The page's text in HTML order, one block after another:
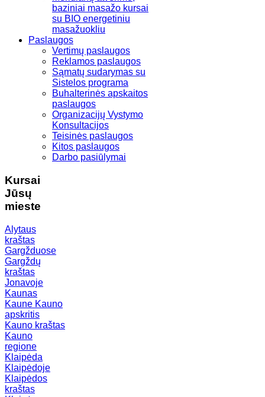
baziniai masažo kursai
su BIO energetiniu
masažuokliu
Paslaugos
Vertimų paslaugos
Reklamos paslaugos
Sąmatų sudarymas su
Sistelos programa
Buhalterinės apskaitos
paslaugos
Organizacijų Vystymo
Konsultacijos
Teisinės paslaugos
Kitos paslaugos
Darbo pasiūlymai
Kursai
Jūsų
mieste
Alytaus
kraštas
Gargžduose
Gargždų
kraštas
Jonavoje
Kaunas
Kaune Kauno
apskritis
Kauno kraštas
Kauno
regione
Klaipėda
Klaipėdoje
Klaipėdos
kraštas